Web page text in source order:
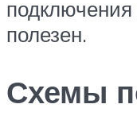
полезен.
Схемы